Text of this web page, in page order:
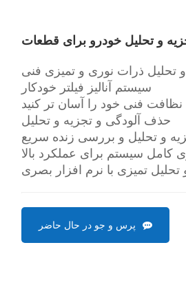
تحلیل ذرات نوری و تمیزی فنی
سیستم آنالیز فیلتر خودکار
نظافت فنی خود را آسان تر کنید
حذف آلودگی و تجزیه و تحلیل
و تحلیل و بررسی زنده سریع
کامل سیستم برای عملکرد بالا
تمیزی با نرم افزار بصری
پرس و جو در حال حاضر